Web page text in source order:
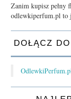
Zanim kupisz pełny
odlewkiperfum.pl to
DOŁĄCZ